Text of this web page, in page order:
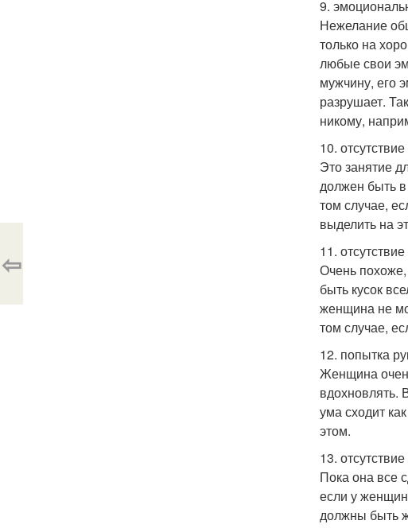
9.
Нежелание
только на
любые свои
мужчину, его
разрушает.
никому,
10.
Это занятие
должен быть
том случае,
выделить на
11.
Очень
быть кусок
женщина не
том случае,
12. попытка
Женщина
вдохновлять.
ума сходит
этом.
13.
Пока она все
если у
должны быть
⇦